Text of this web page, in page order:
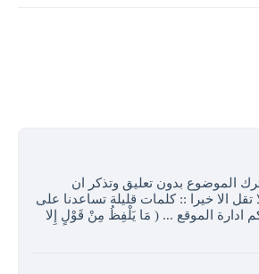
الموضوع بدون تعليق وتذكر ان
الا خيرا :: كلمات قليلة تساعدنا على
ادارة الموقع ... ( مَا يَلْفِظُ مِنْ قَوْلٍ إِلا